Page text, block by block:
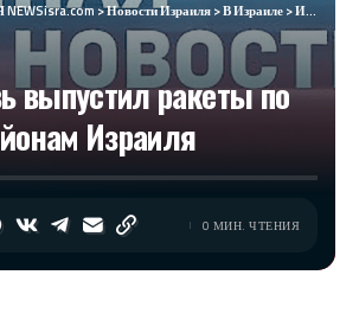
>Новости Израиля>В Израиле>Иран вновь выпустил ракеты по жилым районам Израиля
выпустил ракеты по
Израиля
0 МИН. ЧТЕНИЯ